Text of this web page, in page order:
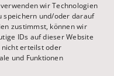
wir Technologien
speichern und/oder darauf
zustimmst, können wir
IDs auf dieser Website
nicht erteilst oder
und Funktionen